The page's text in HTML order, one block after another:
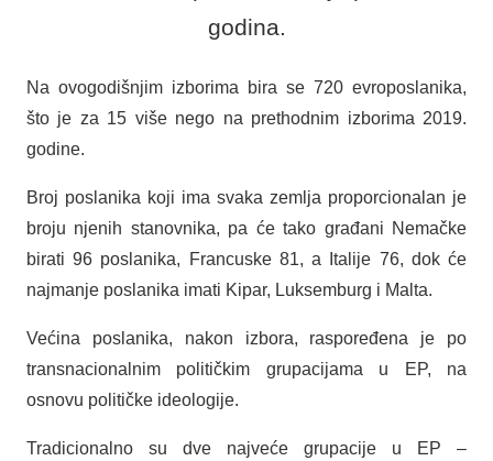
godina.
Na ovogodišnjim izborima bira se 720 evroposlanika,
što je za 15 više nego na prethodnim izborima 2019.
godine.
Broj poslanika koji ima svaka zemlja proporcionalan je
broju njenih stanovnika, pa će tako građani Nemačke
birati 96 poslanika, Francuske 81, a Italije 76, dok će
najmanje poslanika imati Kipar, Luksemburg i Malta.
Većina poslanika, nakon izbora, raspoređena je po
transnacionalnim političkim grupacijama u EP, na
osnovu političke ideologije.
Tradicionalno su dve najveće grupacije u EP –